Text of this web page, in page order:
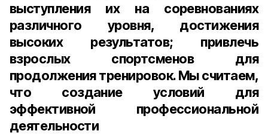
выступления их на соревнованиях
различного уровня, достижения
высоких результатов; привлечь
взрослых спортсменов для
продолжения тренировок. Мы считаем,
что создание условий для
эффективной профессиональной
деятельности